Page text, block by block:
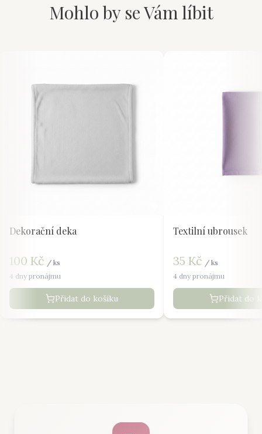
Mohlo by se Vám líbit
Dekorační deka
100 Kč / ks
4 dny pronájmu
Přidat do košíku
Textilní ubrousek
35 Kč / ks
4 dny pronájmu
Přidat do